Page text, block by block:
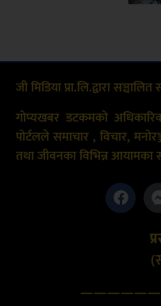
जी मिडिया प्रा.लि.द्वारा सञ्चालित
गोप्यखबर डटकमको
पोर्टलले समाचार , विचार,
तथा जीवनका विभिन्न